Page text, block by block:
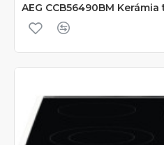
AEG CCB56490BM